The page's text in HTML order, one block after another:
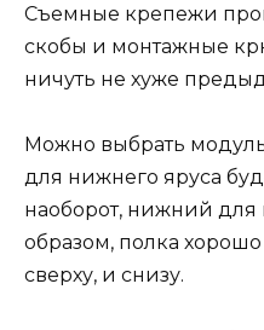
Съемные крепежи
скобы и монтажные
ничуть не хуже
Можно выбрать
для нижнего яруса
наоборот, нижний для
образом, полка
сверху, и снизу.